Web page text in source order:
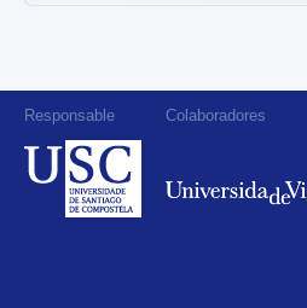
Responsable Colaboradores